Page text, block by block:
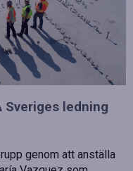
ledning
genom att anställa